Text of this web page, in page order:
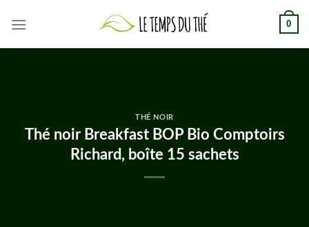
0
THÉ NOIR
Thé noir Breakfast BOP Bio Comptoirs
Richard, boîte 15 sachets